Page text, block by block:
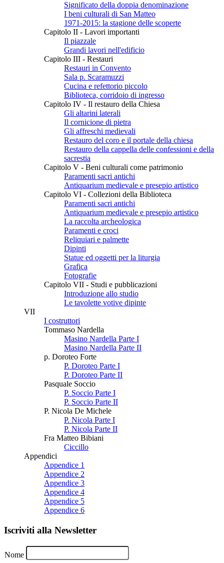
Significato della doppia denominazione
I beni culturali di San Matteo
1971-2015: la stagione delle scoperte
Capitolo II - Lavori importanti
Il piazzale
Grandi lavori nell'edificio
Capitolo III - Restauri
Restauri in Convento
Sala p. Scaramuzzi
Cucina e refettorio piccolo
Biblioteca, corridoio di ingresso
Capitolo IV - Il restauro della Chiesa
Gli altarini laterali
Il cornicione di pietra
Gli affreschi medievali
Restauro del coro e il portale della chiesa
Restauro della cappella delle confessioni e della
sacrestia
Capitolo V - Beni culturali come patrimonio
Paramenti sacri antichi
Antiquarium medievale e presepio artistico
Capitolo VI - Collezioni della Biblioteca
Paramenti sacri antichi
Antiquarium medievale e presepio artistico
La raccolta archeologica
Paramenti e croci
Reliquiari e palmette
Dipinti
Statue ed oggetti per la liturgia
Grafica
Fotografie
Capitolo VII - Studi e pubblicazioni
Introduzione allo studio
Le tavolette votive dipinte
VII
I costruttori
Tommaso Nardella
Masino Nardella Parte I
Masino Nardella Parte II
p. Doroteo Forte
P. Doroteo Parte I
P. Doroteo Parte II
Pasquale Soccio
P. Soccio Parte I
P. Soccio Parte II
P. Nicola De Michele
P. Nicola Parte I
P. Nicola Parte II
Fra Matteo Bibiani
Ciccillo
Appendici
Appendice 1
Appendice 2
Appendice 3
Appendice 4
Appendice 5
Appendice 6
Iscriviti alla Newsletter
Nome